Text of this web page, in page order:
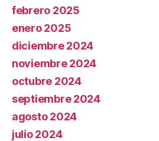
febrero 2025
enero 2025
diciembre 2024
noviembre 2024
octubre 2024
septiembre 2024
agosto 2024
julio 2024